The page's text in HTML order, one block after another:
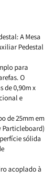
A Mesa
Pedestal
para
O
de 0,90m x
e
de 25mm em
Particleboard)
sólida
acoplado à